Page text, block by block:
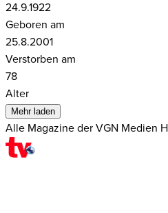
24.9.1922
Geboren am
25.8.2001
Verstorben am
78
Alter
Mehr laden
Alle Magazine der VGN Medien